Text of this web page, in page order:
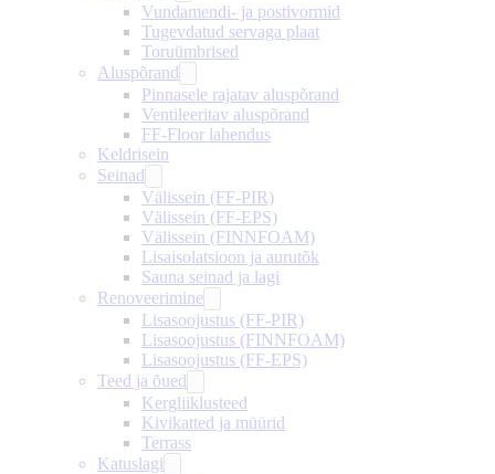
Vundamendi- ja postivormid
Tugevdatud servaga plaat
Toruümbrised
Aluspõrand
Pinnasele rajatav aluspõrand
Ventileeritav aluspõrand
FF-Floor lahendus
Keldrisein
Seinad
Välissein (FF-PIR)
Välissein (FF-EPS)
Välissein (FINNFOAM)
Lisaisolatsioon ja aurutõk
Sauna seinad ja lagi
Renoveerimine
Lisasoojustus (FF-PIR)
Lisasoojustus (FINNFOAM)
Lisasoojustus (FF-EPS)
Teed ja õued
Kergliiklusteed
Kivikatted ja müürid
Terrass
Katuslagi